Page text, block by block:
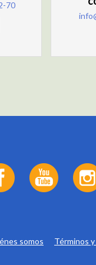
70
somos Términos